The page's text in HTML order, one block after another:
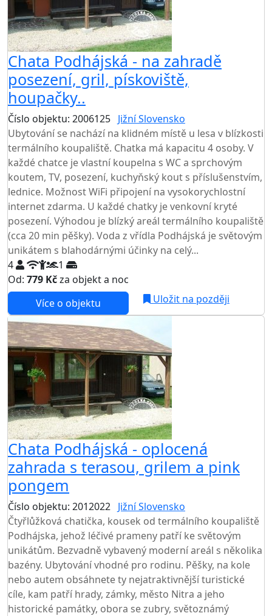
Chata Podhájská - na zahradě
posezení, gril, pískoviště,
houpačky..
Číslo objektu: 2006125 Jižní Slovensko
Ubytování se nachází na klidném místě u lesa v blízkosti
termálního koupaliště. Chatka má kapacitu 4 osoby. V
každé chatce je vlastní koupelna s WC a sprchovým
koutem, TV, posezení, kuchyňský kout s příslušenstvím,
lednice. Možnost WiFi připojení na vysokorychlostní
internet zdarma. U každé chatky je venkovní kryté
posezení. Výhodou je blízký areál termálního koupaliště
(cca 20 min pěšky). Voda z vřídla Podhájská je světovým
unikátem s blahodárnými účinky na celý...
4
1
Od: 779 Kčza objekt a noc
Více o objektu
Uložit na později
Chata Podhájská - oplocená
zahrada s terasou, grilem a pink
pongem
Číslo objektu: 2012022 Jižní Slovensko
Čtyřlůžková chatička, kousek od termálního koupaliště
Podhájska, jehož léčivé prameny patří ke světovým
unikátům. Bezvadně vybavený moderní areál s několika
bazény. Ubytování vhodné pro rodinu. Pěšky, na kole
nebo autem obsáhnete ty nejatraktivnější turistické
cíle, kam patří hrady, zámky, město Nitra a jeho
historické památky, obora se zubry, světoznámý